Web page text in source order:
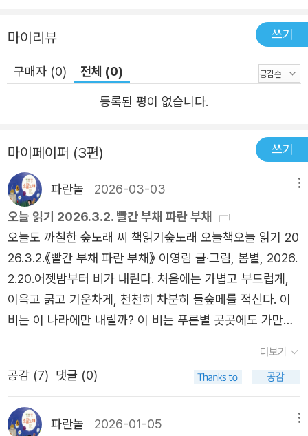
와 위험 사이에는 방어막 한 겹이 놓여 있었다. 벽 바깥에 있
부 국가에서 심각할 정도로 불안정한 상황을 국민들이 아주
익숙한 상황처럼 받아들일 수 있는 이유는 무엇일까? 어떻
빌라 같은 지도자들은 언제 권력을 잃는 걸까? 그들이 권력
을 잃은 후에는 어떤 일이 생길까? 나는 독재자들이 어떻게
몰락하는지 연구하기로 했다. 북대서양조약기구(NATO)와
경제협력개발기구(OECD) 같은 국제기구에서도 이 주제를
연구하면서 독재자는 어떻게 몰락하는지에 대한 문제를 언
제나 놓지 않았다.”(25쪽~27쪽 일부 발췌) 마르첼 디르주스
는 2013년 콩고민주공화국의 한 양조장에서 일하던 중, 종
교 지도자 폴조제프 무쿤구빌라가 조제프 카빌라 대통령을
겨냥해 일으킨 쿠데타를 경험했다. 쿠데타는 결국 실패로 끝
났지만, 당시의 강렬한 경험이 『독재자는 어떻게 몰락하는
이해하지 못하면 전 세계적으로 제기되는 권위주의적 각종
위협에 제대로 대처할 수 없다고 경고한다. 이 책은 현대 독
재체제의 본질과 구조적 모순을 이해하고, 평화적 저항을 중
마이리뷰 쓰기
구매자 (0) 전체 (0)
등록된 평이 없습니다.
마이페이퍼 (3편) 쓰기
파란놀 2026-03-03
오늘 읽기 2026.3.2. 빨간 부채 파란 부채
오늘도 까칠한 숲노래 씨 책읽기숲노래 오늘책오늘 읽기 20
26.3.2.《빨간 부채 파란 부채》 이영림 글·그림, 봄볕, 2026.
2.20.어젯밤부터 비가 내린다. 처음에는 가볍고 부드럽게,
이윽고 굵고 기운차게, 천천히 차분히 들숲메를 적신다. 이
비는 이 나라에만 내릴까? 이 비는 푸른별 곳곳에도 가만히
“값싼 드론”과 “비싼 미사일”과 “끔찍한 핵폭탄”이 아닌, 들
숲메를 푸르게 돌보는 길에 온마음을 쓰라고 다독이는 비로
아이가 그냥그냥 문득 착한짓으로만 나아간다든지, 허튼짓
더보기
공감 (7) 댓글 (0)
파란놀 2026-01-05